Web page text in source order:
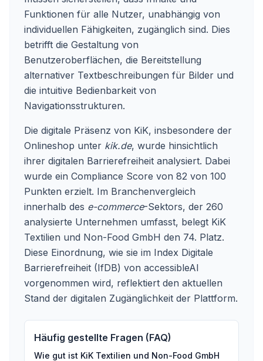
Funktionen für alle Nutzer, unabhängig von
individuellen Fähigkeiten, zugänglich sind. Dies
betrifft die Gestaltung von
Benutzeroberflächen, die Bereitstellung
alternativer Textbeschreibungen für Bilder und
die intuitive Bedienbarkeit von
Navigationsstrukturen.
Die digitale Präsenz von KiK, insbesondere der
Onlineshop unter kik.de, wurde hinsichtlich
ihrer digitalen Barrierefreiheit analysiert. Dabei
wurde ein Compliance Score von 82 von 100
Punkten erzielt. Im Branchenvergleich
innerhalb des e-commerce-Sektors, der 260
analysierte Unternehmen umfasst, belegt KiK
Textilien und Non-Food GmbH den 74. Platz.
Diese Einordnung, wie sie im Index Digitale
Barrierefreiheit (IfDB) von accessibleAI
vorgenommen wird, reflektiert den aktuellen
Stand der digitalen Zugänglichkeit der Plattform.
Häufig gestellte Fragen (FAQ)
Wie gut ist KiK Textilien und Non-Food GmbH